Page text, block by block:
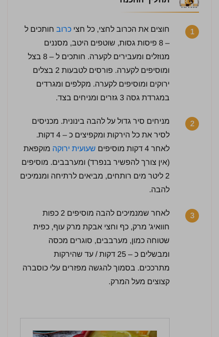
1 חוצים את הכרוב לחצי, כל חצי כרוב חותכים ל
– 8 פיסות גסות, שוטפים היטב, מסננים
מנוזלים ומעבירים לקערה. חותכים ל – 8 בצל
ומוסיפים לקערה. פורסים לטבעות 2 בצלים
ירוקים ומוסיפים לקערה. מקלפים ומגרדים
במגרדת גסה 3 גזרים ומניחים בצד.
2
מניחים סיר גדול על להבה בינונית. מכניסים
לסיר את כל הירקות ומקפיצים כ – 4 דקות.
לאחר 4 דקות מוסיפים
שעועית ירוקה מוקפאת
(אין צורך להפשיר בנפרד) ומערבבים. מוסיפים
2 ליטר מים רותחים, מביאים לרתיחה ומנמיכים
להבה.
3
לאחר שמנמיכים להבה מוסיפים 2 כפות
חוואיג' מרק, כף וחצי אבקת מרק עוף, כפית
שטוחה כמון, מערבבים, סוגרים מכסה
ומבשלים כ – 25 דקות / עד שהירקות
מתרככים. בסמוך להגשה מפזרים עלי כוסברה
קצוצים מעל המרק.